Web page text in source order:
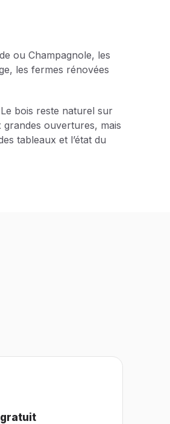
ou Champagnole, les
les fermes rénovées
bois reste naturel sur
grandes ouvertures, mais
tableaux et l’état du
gratuit